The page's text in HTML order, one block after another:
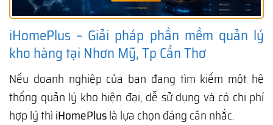
iHomePlus – Giải pháp phần mềm quản lý
kho hàng tại Nhơn Mỹ, Tp Cần Thơ
Nếu doanh nghiệp của bạn đang tìm kiếm một hệ
thống quản lý kho hiện đại, dễ sử dụng và có chi phí
hợp lý thì iHomePluslà lựa chọn đáng cân nhắc.